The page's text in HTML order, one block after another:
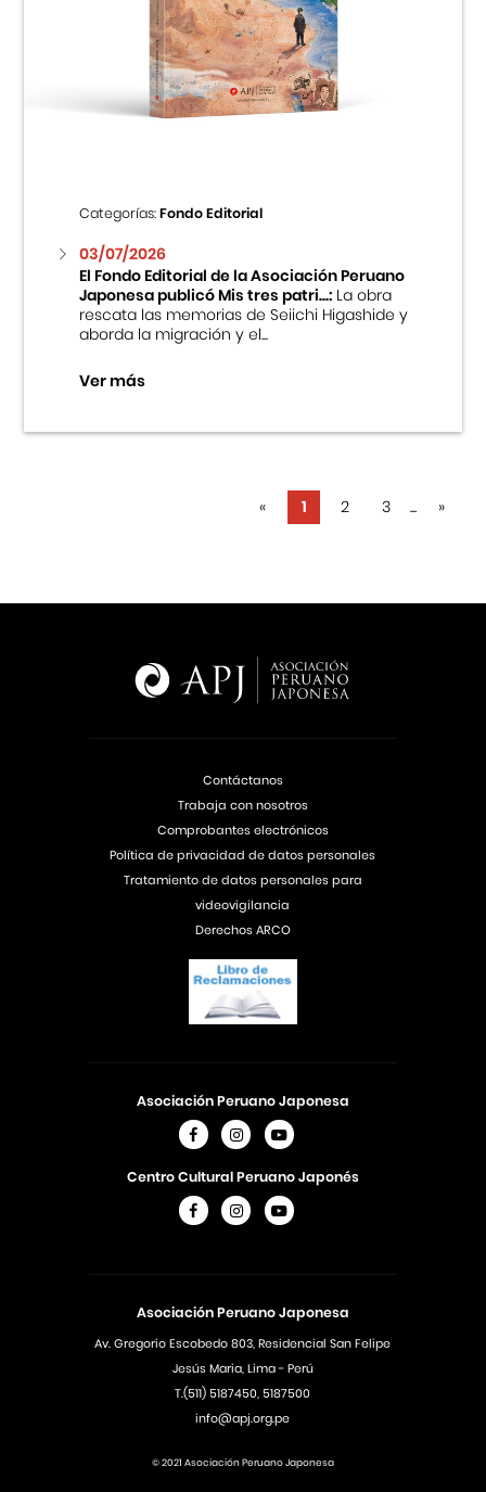
Categorías:Fondo Editorial
03/07/2026
El Fondo Editorial de la Asociación Peruano
Japonesa publicó Mis tres patri...:La obra
rescata las memorias de Seiichi Higashide y
aborda la migración y el...
Ver más
« 1 2 3 ... »
Asociación Peruano Japonesa
Av. Gregorio Escobedo 803, Residencial San Felipe
Jesús Maria, Lima - Perú
T.(511) 5187450, 5187500
info@apj.org.pe
Asociación Peruano Japonesa
Centro Cultural Peruano Japonés
Contáctanos
Trabaja con nosotros
Comprobantes electrónicos
Política de privacidad de datos personales
Tratamiento de datos personales para
videovigilancia
Derechos ARCO
© 2021 Asociación Peruano Japonesa